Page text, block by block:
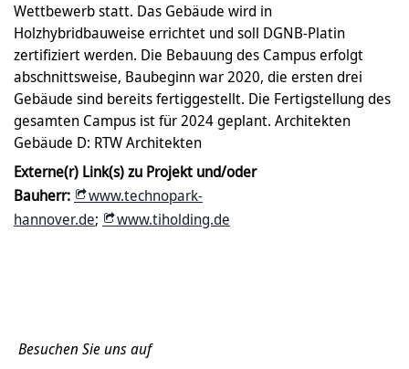
Wettbewerb statt. Das Gebäude wird in
Holzhybridbauweise errichtet und soll DGNB-Platin
zertifiziert werden. Die Bebauung des Campus erfolgt
abschnittsweise, Baubeginn war 2020, die ersten drei
Gebäude sind bereits fertiggestellt. Die Fertigstellung des
gesamten Campus ist für 2024 geplant. Architekten
Gebäude D: RTW Architekten
Externe(r) Link(s)zu Projekt und/oder
Bauherr:
www.technopark-
hannover.de; www.tiholding.de
Besuchen Sie uns auf